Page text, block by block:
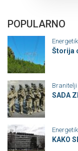
POPULARNO
Štorija
Branitelji
SADA
KAKO